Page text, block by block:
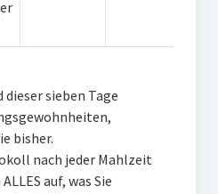
dieser sieben Tage
bisher.
nach jeder Mahlzeit
auf, was Sie